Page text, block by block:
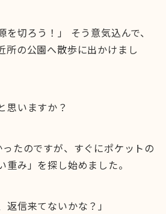
を切ろう！」 そう意気込んで、
所の公園へ散歩に出かけまし
思いますか？
たのですが、すぐにポケットの
み」を探し始めました。
返信来てないかな？」